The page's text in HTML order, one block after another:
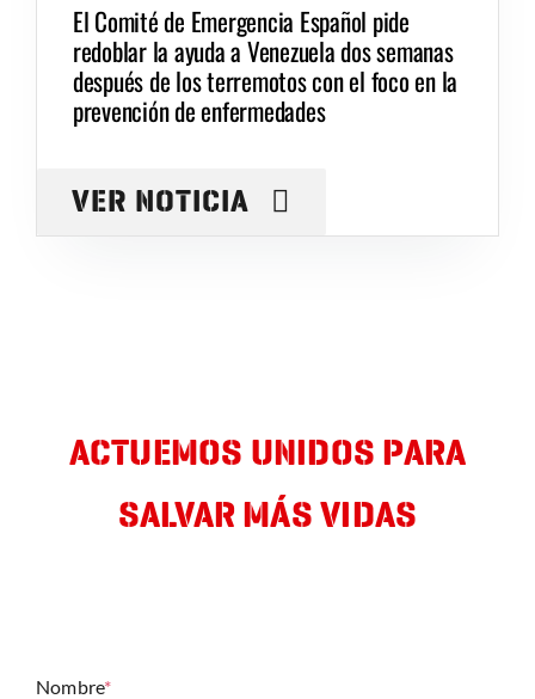
El Comité de Emergencia Español pide
redoblar la ayuda a Venezuela dos semanas
después de los terremotos con el foco en la
prevención de enfermedades
VER NOTICIA
ACTUEMOS UNIDOS PARA
SALVAR MÁS VIDAS
Nombre*